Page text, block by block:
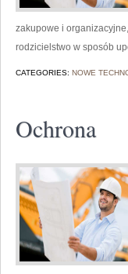
zakupowe i
rodzicielstwo w sposób
CATEGORIES: NOWE
Ochrona